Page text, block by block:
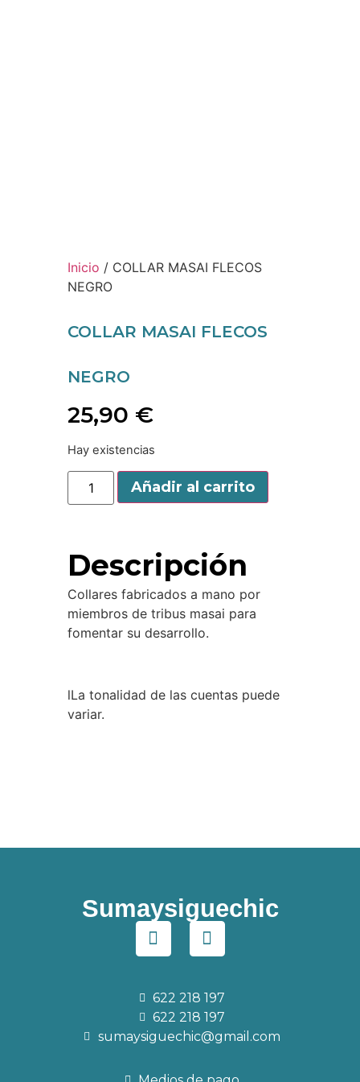
Inicio / COLLAR MASAI FLECOS
NEGRO
COLLAR MASAI FLECOS
NEGRO
25,90 €
Hay existencias
Añadir al carrito
Descripción
Collares fabricados a mano por
miembros de tribus masai para
fomentar su desarrollo.
lLa tonalidad de las cuentas puede
variar.
Sumaysiguechic
622 218 197
622 218 197
sumaysiguechic@gmail.com